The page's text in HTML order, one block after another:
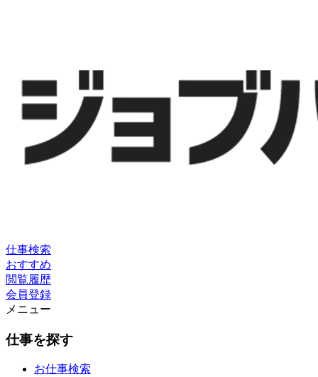
仕事検索
おすすめ
閲覧履歴
会員登録
メニュー
仕事を探す
お仕事検索